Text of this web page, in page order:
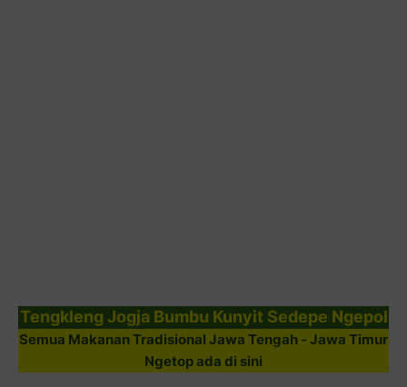
Tengkleng Jogja Bumbu Kunyit Sedepe Ngepol
Semua Makanan Tradisional Jawa Tengah - Jawa Timur
Ngetop ada di sini